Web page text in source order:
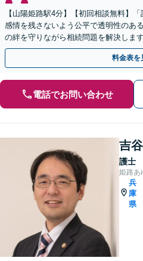
【山陽姫路駅4分】【初回相談無料】
感情を残さないよう公平で透明性のあ
の絆を守りながら相続問題を解決しま
「大切な人へ想いを遺す遺言書の作成
料金表を
電話でお問い合わせ
吉
護士
姫路あ
兵
庫
県